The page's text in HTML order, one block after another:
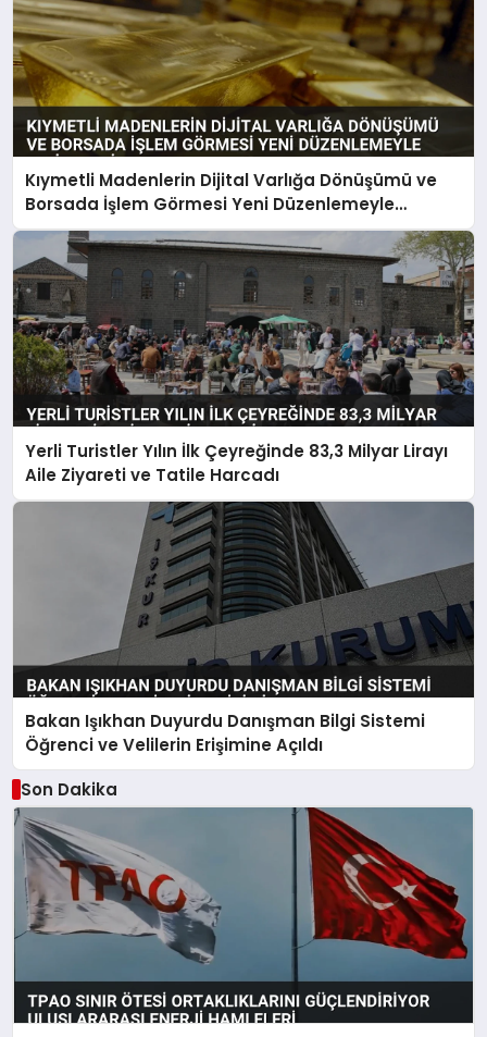
Kıymetli Madenlerin Dijital Varlığa Dönüşümü ve
Borsada İşlem Görmesi Yeni Düzenlemeyle
Belirlendi
Yerli Turistler Yılın İlk Çeyreğinde 83,3 Milyar Lirayı
Aile Ziyareti ve Tatile Harcadı
Bakan Işıkhan Duyurdu Danışman Bilgi Sistemi
Öğrenci ve Velilerin Erişimine Açıldı
Son Dakika